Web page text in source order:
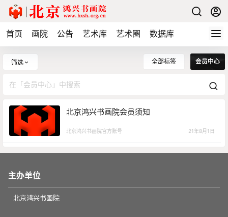
首页 画院 公告 艺术库 艺术圈 数据库
筛选 全部标签 会员中心
北京鸿兴书画院会员须知
北京鸿兴书画院官方账号 21年8月1日
主办单位
北京鸿兴书画院